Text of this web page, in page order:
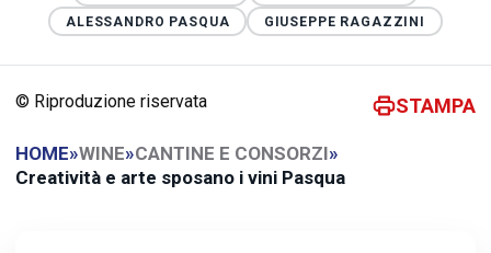
ALESSANDRO PASQUA
GIUSEPPE RAGAZZINI
© Riproduzione riservata STAMPA
HOME»WINE»CANTINE E CONSORZI»
Creatività e arte sposano i vini Pasqua